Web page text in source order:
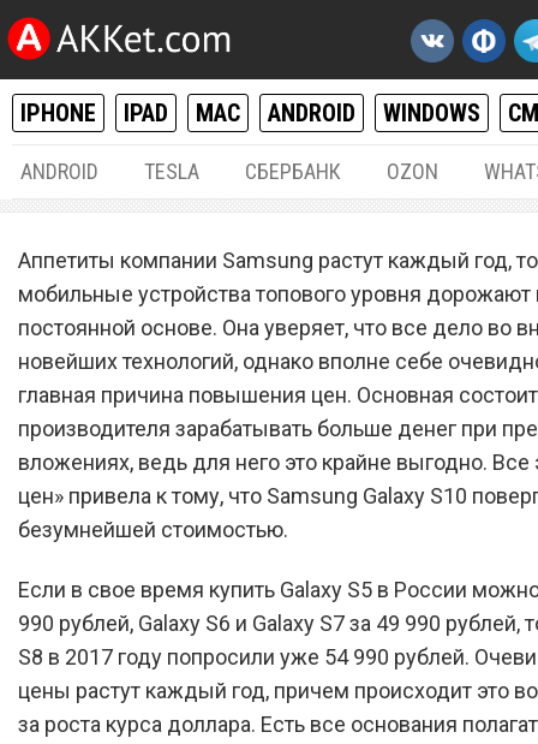
IPHONE IPAD MAC ANDROID WINDOWS
ANDROID TESLA СБЕРБАНК OZON
Samsung Galaxy S10
в шок безумнейшей ценой
Аппетиты компании Samsung растут каждый год,
мобильные устройства топового уровня дорожают
постоянной основе. Она уверяет, что все дело во
новейших технологий, однако вполне себе
главная причина повышения цен. Основная
производителя зарабатывать больше денег при
вложениях, ведь для него это крайне выгодно. Все
цен» привела к тому, что Samsung Galaxy S10
безумнейшей стоимостью.
Если в свое время купить Galaxy S5 в России
990 рублей, Galaxy S6 и Galaxy S7 за 49 990 рублей,
S8 в 2017 году попросили уже 54 990 рублей.
цены растут каждый год, причем происходит это
за роста курса доллара. Есть все основания